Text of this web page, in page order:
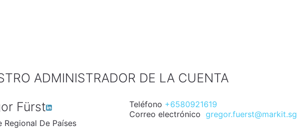
ADMINISTRADOR DE LA CUENTA
Fürst
Regional De Países
Teléfono +6580921619
Correo electrónicogregor.fuerst@markit.sg